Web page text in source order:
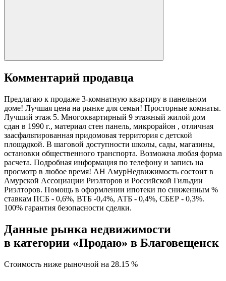
Комментарий продавца
Предлагаю к продаже 3-комнатную квартиру в панельном
доме! Лучшая цена на рынке для семьи! Просторные комнаты.
Лучший этаж 5. Многоквартирный 9 этажный жилой дом
сдан в 1990 г., материал стен панель, микрорайон , отличная
заасфальтированная придомовая территория с детской
площадкой. В шаговой доступности школы, сады, магазины,
остановки общественного транспорта. Возможна любая форма
расчета. Подробная информация по телефону и запись на
просмотр в любое время! АН АмурНедвижимость состоит в
Амурской Ассоциации Риэлторов и Российской Гильдии
Риэлторов. Помощь в оформлении ипотеки по сниженным %
ставкам ПСБ - 0,6%, ВТБ -0,4%, АТБ - 0,4%, СБЕР - 0,3%.
100% гарантия безопасности сделки.
Данные рынка недвижимости
в категории «Продаю» в Благовещенск
Стоимость ниже рыночной на 28.15 %